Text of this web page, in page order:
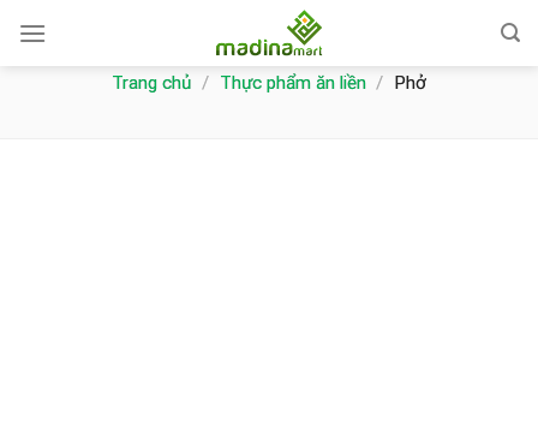
content
Trang chủ / Thực phẩm ăn liền / Phở